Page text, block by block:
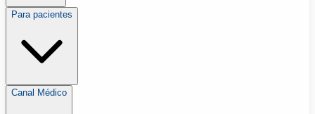
Para pacientes
Canal Médico